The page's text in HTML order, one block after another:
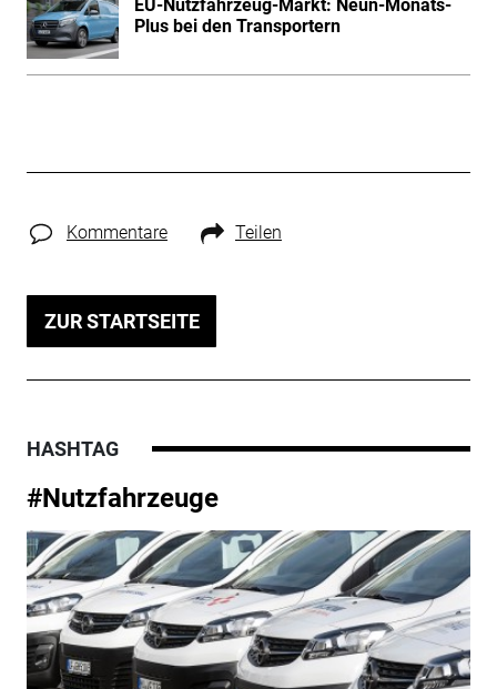
EU-Nutzfahrzeug-Markt: Neun-Monats-
Plus bei den Transportern
Kommentare Teilen
ZUR STARTSEITE
HASHTAG
#Nutzfahrzeuge